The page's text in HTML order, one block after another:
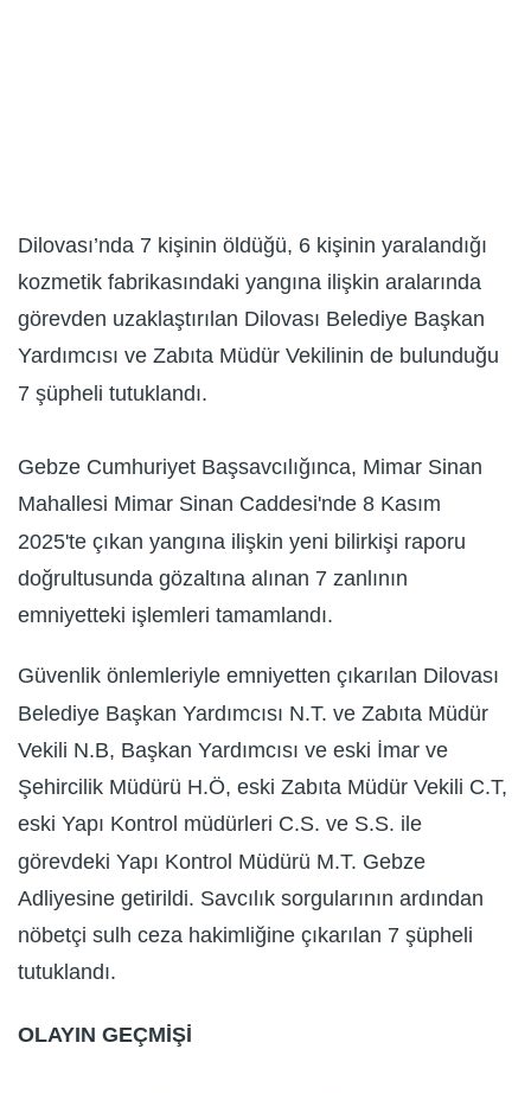
Dilovası’nda 7 kişinin öldüğü, 6 kişinin yaralandığı
kozmetik fabrikasındaki yangına ilişkin aralarında
görevden uzaklaştırılan Dilovası Belediye Başkan
Yardımcısı ve Zabıta Müdür Vekilinin de bulunduğu
7 şüpheli tutuklandı.
Gebze Cumhuriyet Başsavcılığınca, Mimar Sinan
Mahallesi Mimar Sinan Caddesi'nde 8 Kasım
2025'te çıkan yangına ilişkin yeni bilirkişi raporu
doğrultusunda gözaltına alınan 7 zanlının
emniyetteki işlemleri tamamlandı.
Güvenlik önlemleriyle emniyetten çıkarılan Dilovası
Belediye Başkan Yardımcısı N.T. ve Zabıta Müdür
Vekili N.B, Başkan Yardımcısı ve eski İmar ve
Şehircilik Müdürü H.Ö, eski Zabıta Müdür Vekili C.T,
eski Yapı Kontrol müdürleri C.S. ve S.S. ile
görevdeki Yapı Kontrol Müdürü M.T. Gebze
Adliyesine getirildi. Savcılık sorgularının ardından
nöbetçi sulh ceza hakimliğine çıkarılan 7 şüpheli
tutuklandı.
OLAYIN GEÇMİŞİ